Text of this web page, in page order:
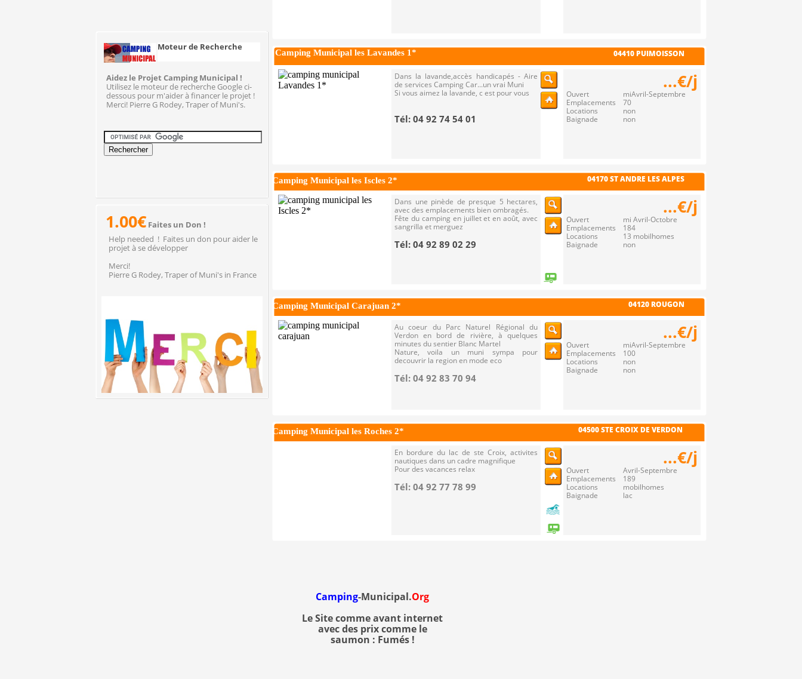
Actualites des Campings Municipaux
Aidez le Projet Camping Municipal !
Utilisez le moteur de recherche Google ci-
dessous pour m'aider à financer le projet !
Merci! Pierre G Rodey, Traper of Muni's.
Moteur de Recherche
Dans la lavande,accès handicapés - Aire
de services Camping Car...un vrai Muni
Si vous aimez la lavande, c est pour vous
Tél: 04 92 74 54 01
Camping Municipal les Lavandes 1*
...€/j
Ouvert miAvril-Septembre
Emplacements 70
Locations non
Baignade non
04410 PUIMOISSON
Dans une pinède de presque 5 hectares,
avec des emplacements bien ombragés.
Fête du camping en juillet et en août, avec
sangrilla et merguez
Tél: 04 92 89 02 29
Camping Municipal les Iscles 2*
...€/j
Ouvert mi Avril-Octobre
Emplacements 184
Locations 13 mobilhomes
Baignade non
04170 ST ANDRE LES ALPES
1.00€ Faites un Don !
Help needed ! Faites un don pour aider le
projet à se développer
Merci!
Pierre G Rodey, Traper of Muni's in France
Au coeur du Parc Naturel Régional du
Verdon en bord de rivière, à quelques
minutes du sentier Blanc Martel
Nature, voila un muni sympa pour
decouvrir la region en mode eco
Tél: 04 92 83 70 94
Camping Municipal Carajuan 2*
...€/j
Ouvert miAvril-Septembre
Emplacements 100
Locations non
Baignade non
04120 ROUGON
En bordure du lac de ste Croix, activites
nautiques dans un cadre magnifique
Pour des vacances relax
Tél: 04 92 77 78 99
Camping Municipal les Roches 2*
...€/j
Ouvert Avril-Septembre
Emplacements 189
Locations mobilhomes
Baignade lac
04500 STE CROIX DE VERDON
Camping-Municipal.Org
Le Site comme avant internet
avec des prix comme le
saumon : Fumés !